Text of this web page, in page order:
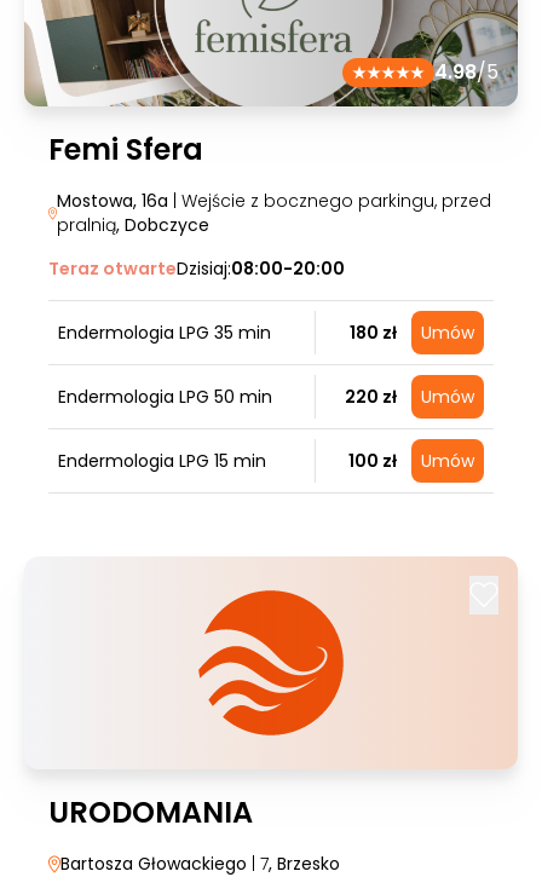
4.98/5
Femi Sfera
Mostowa, 16a | Wejście z bocznego parkingu, przed
pralnią, Dobczyce
Teraz otwarteDzisiaj:08:00-20:00
Endermologia LPG 35 min 180 zł Umów
Endermologia LPG 50 min 220 zł Umów
Endermologia LPG 15 min 100 zł Umów
URODOMANIA
Bartosza Głowackiego | 7, Brzesko